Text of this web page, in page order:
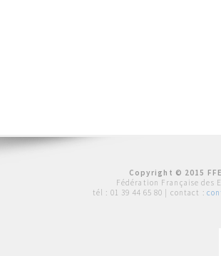
Copyright © 2015
Fédération Française des
tél : 01 39 44 65 80 | contact :